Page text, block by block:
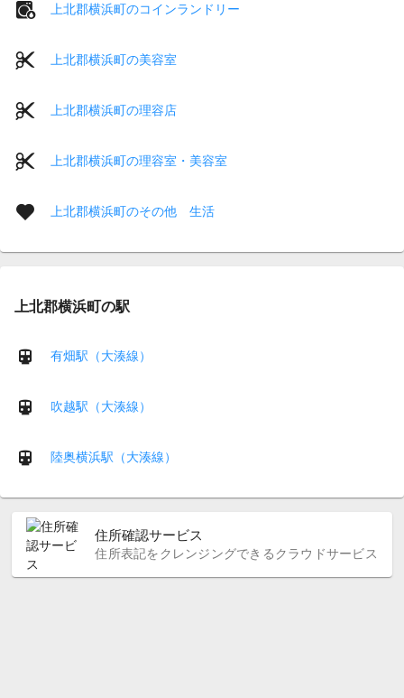
上北郡横浜町のコインランドリー
上北郡横浜町の美容室
上北郡横浜町の理容店
上北郡横浜町の理容室・美容室
上北郡横浜町のその他 生活
上北郡横浜町の駅
有畑駅（大湊線）
吹越駅（大湊線）
陸奥横浜駅（大湊線）
住所確認サービス
住所表記をクレンジングできるクラウドサービス